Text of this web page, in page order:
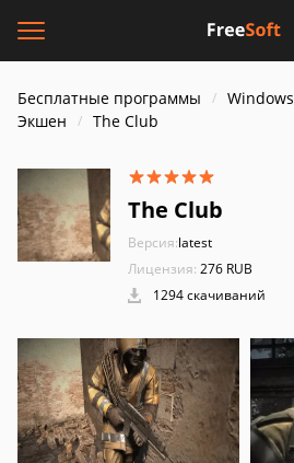
Бесплатные программы Windows
Экшен
The Club
The Club
Версия:latest
Лицензия: 276 RUB
1294 скачиваний